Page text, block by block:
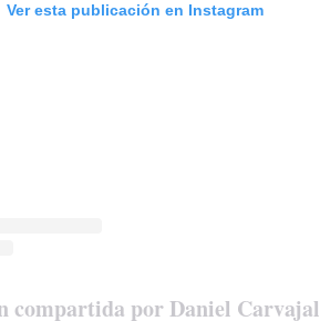
Ver esta publicación en Instagram